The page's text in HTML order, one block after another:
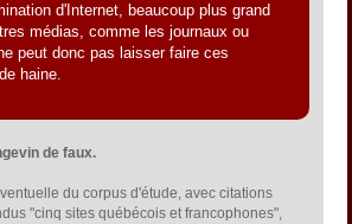
d'Internet, beaucoup plus grand
médias, comme les journaux ou
peut donc pas laisser faire ces
haine.
de faux.
du corpus d'étude, avec citations
"cinq sites québécois et francophones",